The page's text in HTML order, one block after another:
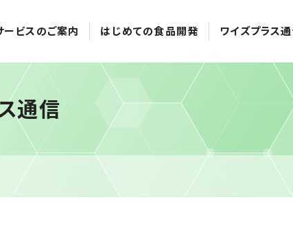
ービスのご案内 はじめての食品開発 ワイズプラス
通信